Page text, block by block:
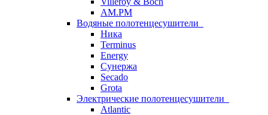
AM.PM
Водяные полотенцесушители
Ника
Terminus
Energy
Сунержа
Secado
Grota
Электрические полотенцесушители
Atlantic